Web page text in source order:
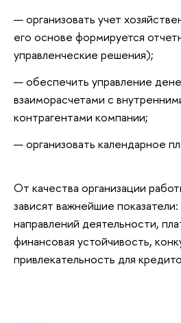
организовать учет
его основе формируется
управленческие решения);
обеспечить управление
взаиморасчетами с
контрагентами компании;
организовать календарное
От качества организации
зависят важнейшие
направлений деятельности,
финансовая устойчивость,
привлекательность для